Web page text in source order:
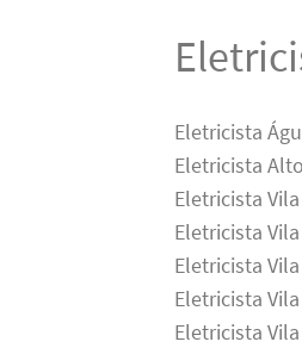
Eletricista
Eletricista
Eletricista
Eletricista
Eletricista
Eletricista
Eletricista